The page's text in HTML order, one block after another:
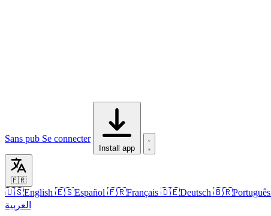
Sans pub Se connecter
Install app
🇫🇷
🇺🇸English 🇪🇸Español 🇫🇷Français 🇩🇪Deutsch 🇧🇷Português
العربية